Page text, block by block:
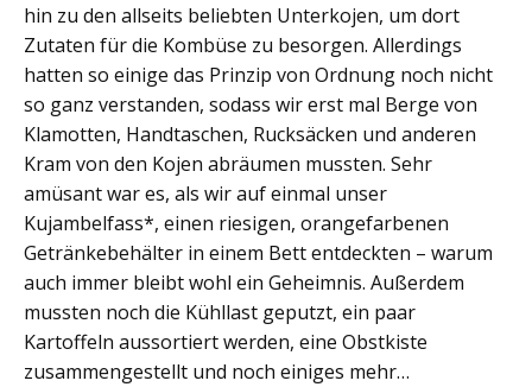
hin zu den allseits beliebten Unterkojen, um dort
Zutaten für die Kombüse zu besorgen. Allerdings
hatten so einige das Prinzip von Ordnung noch nicht
so ganz verstanden, sodass wir erst mal Berge von
Klamotten, Handtaschen, Rucksäcken und anderen
Kram von den Kojen abräumen mussten. Sehr
amüsant war es, als wir auf einmal unser
Kujambelfass*, einen riesigen, orangefarbenen
Getränkebehälter in einem Bett entdeckten – warum
auch immer bleibt wohl ein Geheimnis. Außerdem
mussten noch die Kühllast geputzt, ein paar
Kartoffeln aussortiert werden, eine Obstkiste
zusammengestellt und noch einiges mehr…